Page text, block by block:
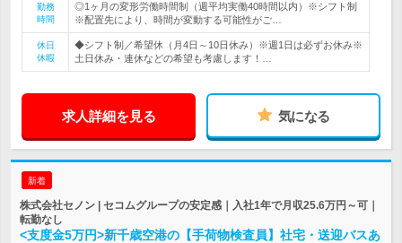
勤務
時間
◎1ヶ月の変形労働時間制（週平均実働40時間以内）※シフト制
※配置先により、時間が変動する可能性がご…
休日
休暇
◆シフト制／希望休（月4日～10日休み）※週1日は必ずお休み※
土日休み・連休などの希望も考慮します！…
求人詳細を見る 気になる
新着
株式会社セノン | セコムグループの安定感｜入社1年で月収25.6万円～可｜
転勤なし
<支度金5万円>新千歳空港の【手荷物検査員】社宅・送迎バスあ